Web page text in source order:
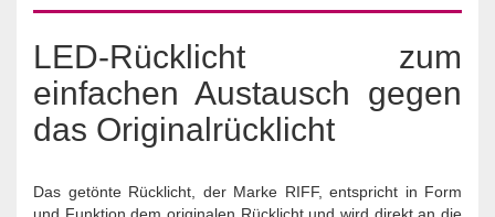
LED-Rücklicht zum
einfachen Austausch gegen
das Originalrücklicht
Das getönte Rücklicht, der Marke RIFF, entspricht in Form
und Funktion dem originalen Rücklicht und wird direkt an die